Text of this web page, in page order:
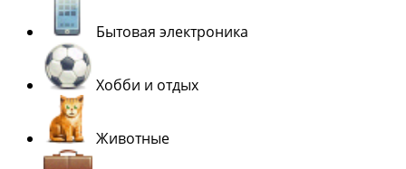
Бытовая электроника
Хобби и отдых
Животные